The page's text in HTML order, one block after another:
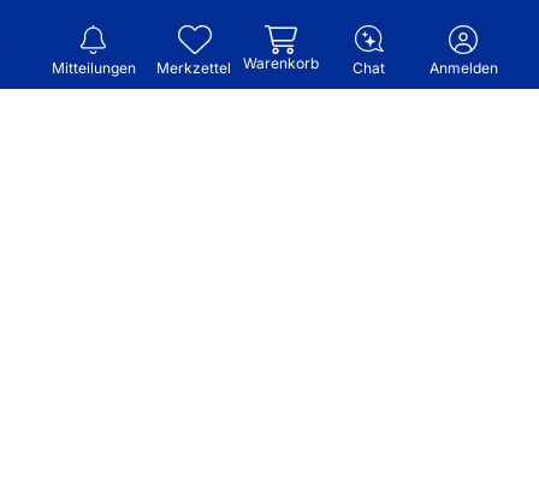
Mitteilungen Merkzettel Warenkorb Chat Anmelden